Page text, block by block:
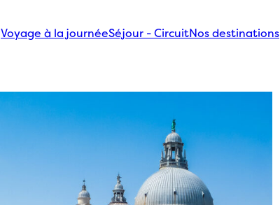
Voyage à la journéeSéjour - CircuitNos destinations